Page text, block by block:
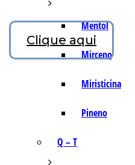
Mentol
Mirceno
Miristicina
Pineno
Q – T
Clique aqui